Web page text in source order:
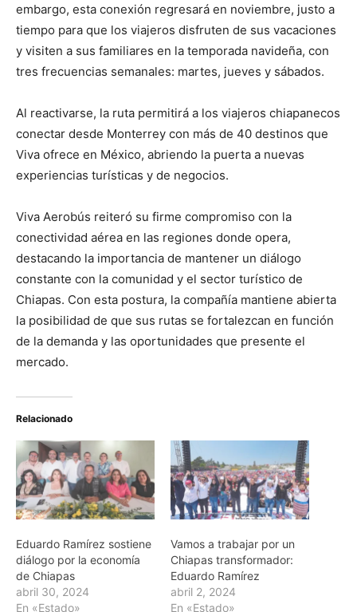
embargo, esta conexión regresará en noviembre, justo a
tiempo para que los viajeros disfruten de sus vacaciones
y visiten a sus familiares en la temporada navideña, con
tres frecuencias semanales: martes, jueves y sábados.
Al reactivarse, la ruta permitirá a los viajeros chiapanecos
conectar desde Monterrey con más de 40 destinos que
Viva ofrece en México, abriendo la puerta a nuevas
experiencias turísticas y de negocios.
Viva Aerobús reiteró su firme compromiso con la
conectividad aérea en las regiones donde opera,
destacando la importancia de mantener un diálogo
constante con la comunidad y el sector turístico de
Chiapas. Con esta postura, la compañía mantiene abierta
la posibilidad de que sus rutas se fortalezcan en función
de la demanda y las oportunidades que presente el
mercado.
Relacionado
Eduardo Ramírez sostiene
diálogo por la economía
de Chiapas
abril 30, 2024
En «Estado»
Vamos a trabajar por un
Chiapas transformador:
Eduardo Ramírez
abril 2, 2024
En «Estado»